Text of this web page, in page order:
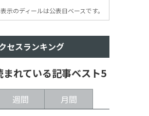
示のディールは公表日ベースです。
セスランキング
まれている記事ベスト5
週間 月間